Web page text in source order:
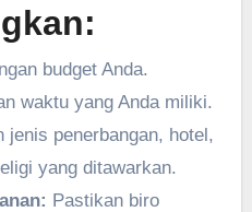
budget Anda.
waktu yang Anda miliki.
jenis penerbangan, hotel,
yang ditawarkan.
Pastikan biro